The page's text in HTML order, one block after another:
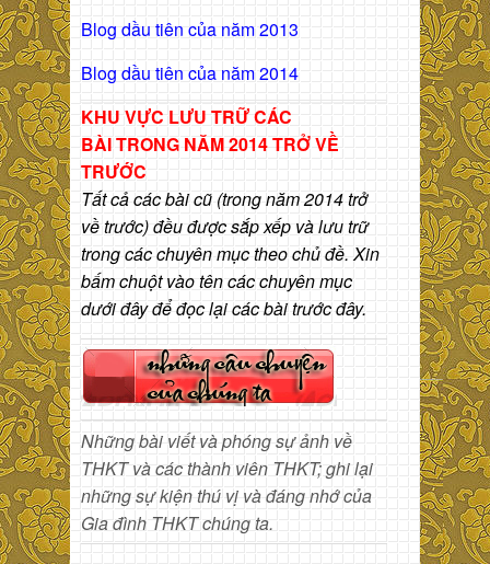
Blog dầu tiên của năm 2013
Blog dầu tiên của năm 2014
KHU VỰC LƯU TRỮ CÁC
BÀITRONG NĂM 2014 TRỞ VỀ
TRƯỚC
Tất cả các bài cũ (trong năm 2014 trở
về trước) đều được sắp xếp và lưu trữ
trong các chuyên mục theo chủ đề. Xin
bấm chuột vào tên các chuyên mục
dưới đây để đọc lại các bài trước đây.
Những bài viết và phóng sự ảnh về
THKT và các thành viên THKT; ghi lại
những sự kiện thú vị và đáng nhớ của
Gia đình THKT chúng ta.